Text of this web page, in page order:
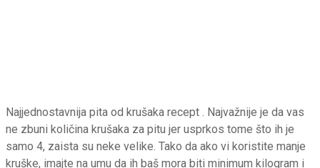
Najjednostavnija pita od krušaka recept . Najvažnije je da vas
ne zbuni količina krušaka za pitu jer usprkos tome što ih je
samo 4, zaista su neke velike. Tako da ako vi koristite manje
kruške, imajte na umu da ih baš mora biti minimum kilogram i